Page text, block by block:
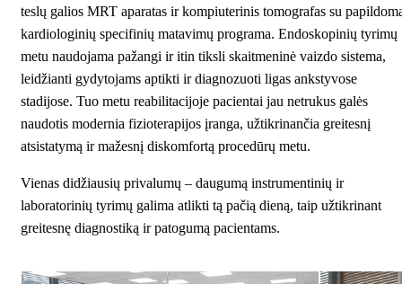
teslų galios MRT aparatas ir kompiuterinis tomografas su
kardiologinių specifinių matavimų programa. Endoskopinių tyrimų
metu naudojama pažangi ir itin tiksli skaitmeninė vaizdo sistema,
leidžianti gydytojams aptikti ir diagnozuoti ligas ankstyvose
stadijose. Tuo metu reabilitacijoje pacientai jau netrukus galės
naudotis modernia fizioterapijos įranga, užtikrinančia greitesnį
atsistatymą ir mažesnį diskomfortą procedūrų metu.
Vienas didžiausių privalumų – daugumą instrumentinių ir
laboratorinių tyrimų galima atlikti tą pačią dieną, taip užtikrinant
greitesnę diagnostiką ir patogumą pacientams.